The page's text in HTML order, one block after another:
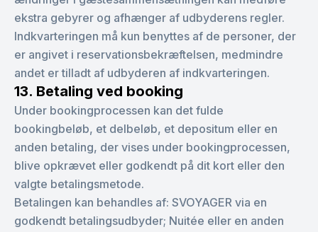
ekstra gebyrer og afhænger af udbyderens regler.
Indkvarteringen må kun benyttes af de personer, der
er angivet i reservationsbekræftelsen, medmindre
andet er tilladt af udbyderen af indkvarteringen.
13. Betaling ved booking
Under bookingprocessen kan det fulde
bookingbeløb, et delbeløb, et depositum eller en
anden betaling, der vises under bookingprocessen,
blive opkrævet eller godkendt på dit kort eller den
valgte betalingsmetode.
Betalingen kan behandles af: SVOYAGER via en
godkendt betalingsudbyder; Nuitée eller en anden